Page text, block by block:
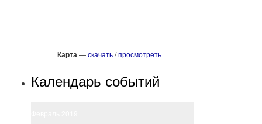
Карта—скачать/просмотреть
Календарь событий